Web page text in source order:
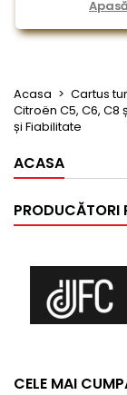
Acasa Cartus
Citroën C5, C6, C8
și Fiabilitate
ACASA
PRODUCĂTORI
CELE MAI